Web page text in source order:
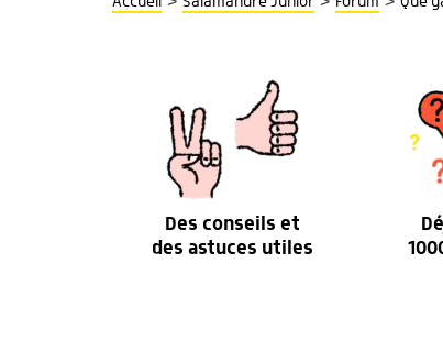
Des conseils et
des astuces utiles